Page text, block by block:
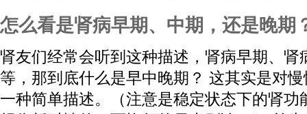
怎么看是肾病早期、中期，还是晚期
肾友们经常会听到这种描述，肾病早期、肾
等，那到底什么是早中晚期？ 这其实是对
一种简单描述。（注意是稳定状态下的肾功